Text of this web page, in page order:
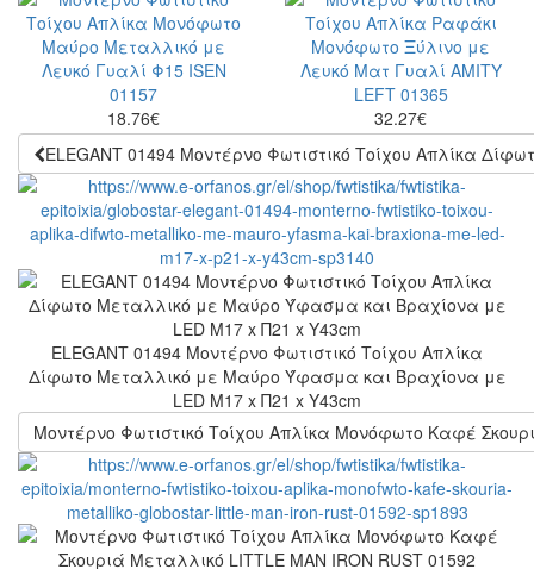
18.76€ 32.27€
ELEGANT 01494 Μοντέρνο Φωτιστικό Τοίχου Απλίκα
ELEGANT 01494 Μοντέρνο Φωτιστικό Τοίχου Απλίκα
Δίφωτο Μεταλλικό με Μαύρο Ύφασμα και Βραχίονα με
LED Μ17 x Π21 x Υ43cm
Μοντέρνο Φωτιστικό Τοίχου Απλίκα Μονόφωτο Καφέ